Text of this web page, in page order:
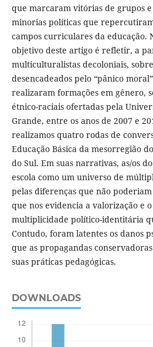
que marcaram vitórias de grupos
minorias políticas que
campos curriculares da educação.
objetivo deste artigo é refletir, a
multiculturalistas decoloniais,
desencadeados pelo “pânico
realizaram formações em gênero,
étnico-raciais ofertadas pela
Grande, entre os anos de 2007 e
realizamos quatro rodas de
Educação Básica da mesorregião
do Sul. Em suas narrativas, as/os
escola como um universo de
pelas diferenças que não
que nos evidencia a valorização e
multiplicidade político-identitária
Contudo, foram latentes os danos
que as propagandas
suas práticas pedagógicas.
DOWNLOADS